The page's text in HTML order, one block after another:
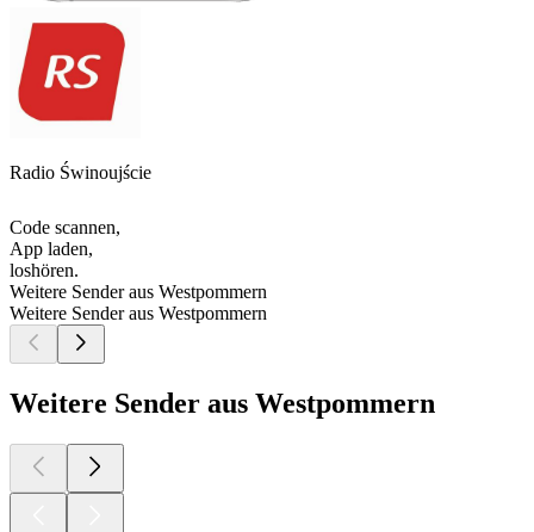
Radio Świnoujście
Code scannen,
App laden,
loshören.
Weitere Sender aus Westpommern
Weitere Sender aus Westpommern
Weitere Sender aus Westpommern